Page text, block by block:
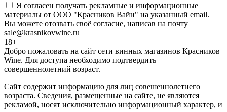
Я согласен получать рекламные и информационные
материалы от ООО "Красников Вайн" на указанный email.
Вы можете отозвать своё согласие, написав на почту
sale@krasnikovwine.ru
18+
Добро пожаловать на сайт сети винных магазинов Красников
Wine. Для доступа необходимо подтвердить
совершеннолетний возраст.
Сайт содержит информацию для лиц совешеннолетнего
возраста. Сведения, размещенные на сайте, не являются
рекламой, носят исключительно информационный характер, и